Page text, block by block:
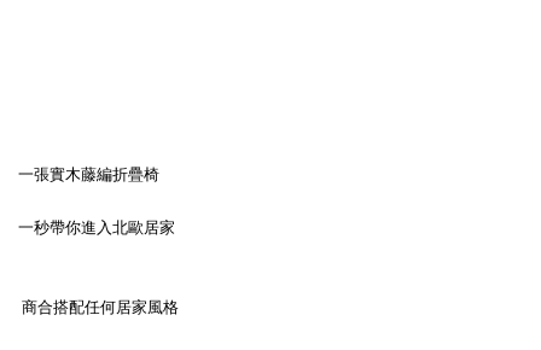
一張實木藤編折疊椅
一秒帶你進入北歐居家
商合搭配任何居家風格